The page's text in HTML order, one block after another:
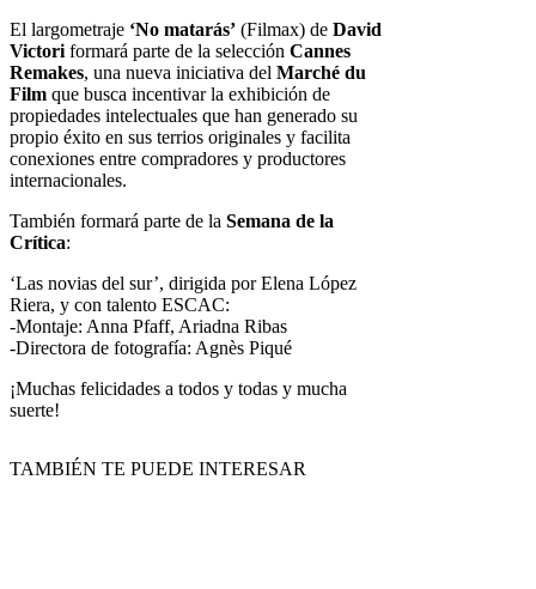
El largometraje ‘No matarás’ (Filmax) de David
Victori formará parte de la selección Cannes
Remakes, una nueva iniciativa del Marché du
Film que busca incentivar la exhibición de
propiedades intelectuales que han generado su
propio éxito en sus terrios originales y facilita
conexiones entre compradores y productores
internacionales.
También formará parte de la Semana de la
Crítica:
‘Las novias del sur’, dirigida por Elena López
Riera, y con talento ESCAC:
-Montaje: Anna Pfaff, Ariadna Ribas
-Directora de fotografía: Agnès Piqué
¡Muchas felicidades a todos y todas y mucha
suerte!
TAMBIÉN TE PUEDE INTERESAR